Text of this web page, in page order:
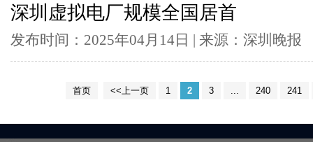
深圳虚拟电厂规模全国居首
发布时间：2025年04月14日 | 来源：深圳晚报
首页 <<上一页 1 2 3 ... 240 241